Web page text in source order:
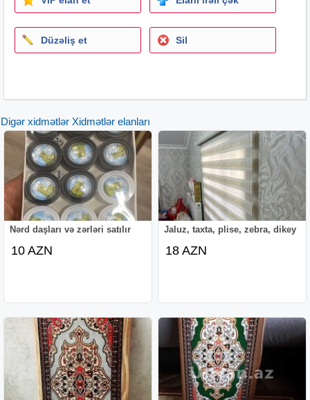
təhlükəsizlik, tehlukesizlik, домофон, глазок, монитор,
экран, internet, access control, giriş sisteminə nəzarət,
giris sistemine nezaret, commax,
damafon, kabelsiz domofon, naqilsiz domofon.
Düzəliş et Sil
Digər xidmətlər Xidmətlər elanları
Nərd daşları və zərləri satılır
10 AZN
Jaluz, taxta, plise, zebra, dikey
18 AZN